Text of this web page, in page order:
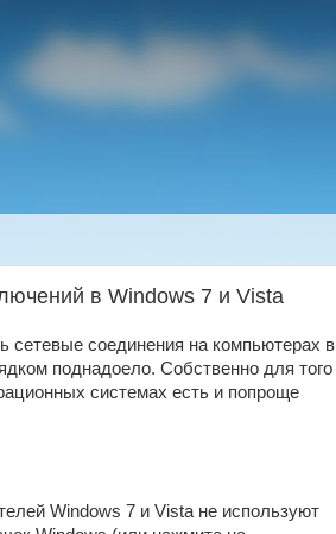
в Windows 7 и Vista
сетевые соединения на компьютерах в
поднадоело. Собственно для того
системах есть и попроще
Windows 7 и Vista не используют